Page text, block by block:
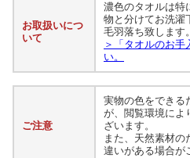
お取扱いにつ
いて
濃色のタオルは特
物と分けてお洗濯
毛羽落ち致します。
＞「タオルのお手
い。
ご注意
実物の色をできる
が、閲覧環境によ
ざいます。
また、天然素材の
違いがある場合が